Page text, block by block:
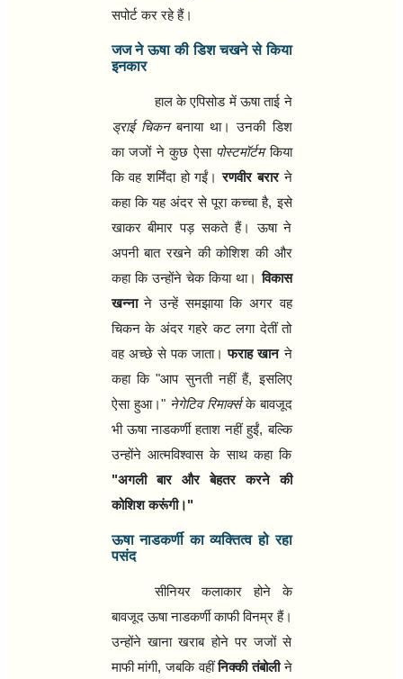
सपोर्ट कर रहे हैं।
जज ने ऊषा की डिश चखने से किया
इनकार
हाल के एपिसोड में ऊषा ताई ने
ड्राई चिकन बनाया था। उनकी डिश
का जजों ने कुछ ऐसा पोस्टमॉर्टम किया
कि वह शर्मिंदा हो गईं। रणवीर बरार ने
कहा कि यह अंदर से पूरा कच्चा है,इसे
खाकर बीमार पड़ सकते हैं। ऊषा ने
अपनी बात रखने की कोशिश की और
कहा कि उन्होंने चेक किया था। विकास
खन्ना ने उन्हें समझाया कि अगर वह
चिकन के अंदर गहरे कट लगा देतीं तो
वह अच्छे से पक जाता। फराह खान ने
कहा कि "आप सुनती नहीं हैं,इसलिए
ऐसा हुआ।" नेगेटिव रिमार्क्स के बावजूद
भी ऊषा नाडकर्णी हताश नहीं हुईं,बल्कि
उन्होंने आत्मविश्वास के साथ कहा कि
"अगली बार और बेहतर करने की
कोशिश करूंगी।"
ऊषा नाडकर्णी का व्यक्तित्व हो रहा
पसंद
सीनियर कलाकार होने के
बावजूद ऊषा नाडकर्णी काफी विनम्र हैं।
उन्होंने खाना खराब होने पर जजों से
माफी मांगी,जबकि वहीं निक्की तंबोली ने